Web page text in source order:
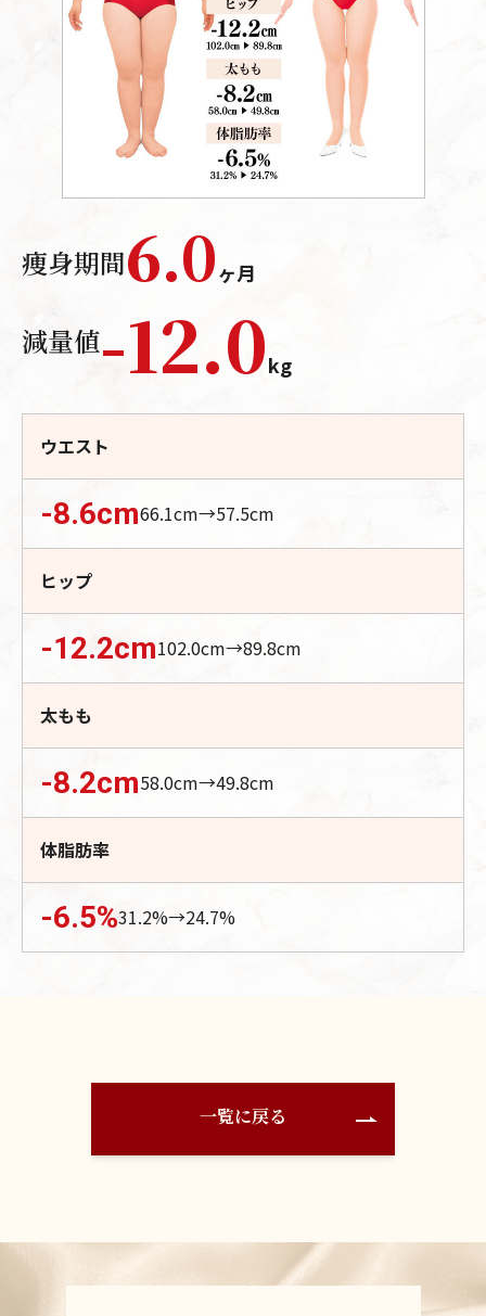
痩身期間6.0ヶ月
減量値-12.0kg
ウエスト
-8.6cm66.1cm→57.5cm
ヒップ
-12.2cm102.0cm→89.8cm
太もも
-8.2cm58.0cm→49.8cm
体脂肪率
-6.5%31.2%→24.7%
一覧に戻る